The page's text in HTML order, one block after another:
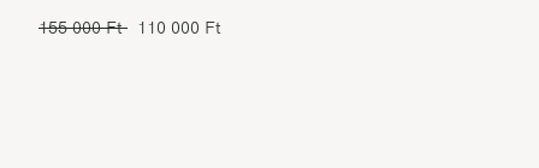
155 000 Ft 110 000 Ft